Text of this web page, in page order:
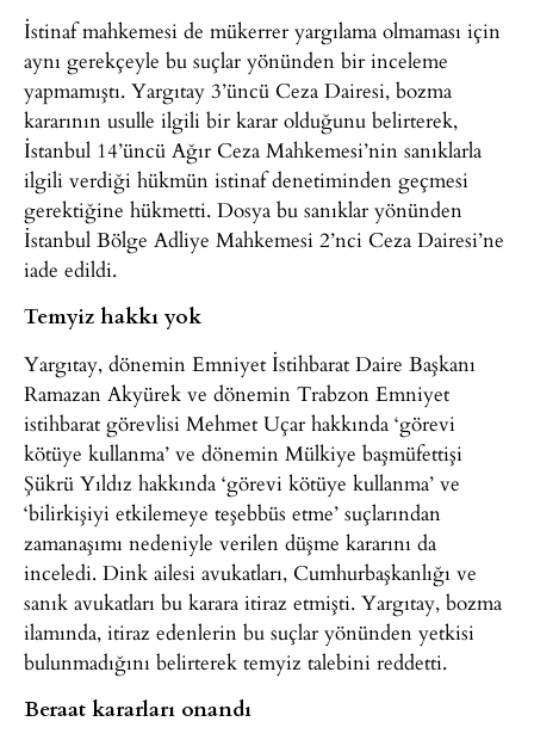
İstinaf mahkemesi de mükerrer yargılama olmaması için
aynı gerekçeyle bu suçlar yönünden bir inceleme
yapmamıştı. Yargıtay 3’üncü Ceza Dairesi, bozma
kararının usulle ilgili bir karar olduğunu belirterek,
İstanbul 14’üncü Ağır Ceza Mahkemesi’nin sanıklarla
ilgili verdiği hükmün istinaf denetiminden geçmesi
gerektiğine hükmetti. Dosya bu sanıklar yönünden
İstanbul Bölge Adliye Mahkemesi 2’nci Ceza Dairesi’ne
iade edildi.
Temyiz hakkı yok
Yargıtay, dönemin Emniyet İstihbarat Daire Başkanı
Ramazan Akyürek ve dönemin Trabzon Emniyet
istihbarat görevlisi Mehmet Uçar hakkında ‘görevi
kötüye kullanma’ ve dönemin Mülkiye başmüfettişi
Şükrü Yıldız hakkında ‘görevi kötüye kullanma’ ve
‘bilirkişiyi etkilemeye teşebbüs etme’ suçlarından
zamanaşımı nedeniyle verilen düşme kararını da
inceledi. Dink ailesi avukatları, Cumhurbaşkanlığı ve
sanık avukatları bu karara itiraz etmişti. Yargıtay, bozma
ilamında, itiraz edenlerin bu suçlar yönünden yetkisi
bulunmadığını belirterek temyiz talebini reddetti.
Beraat kararları onandı